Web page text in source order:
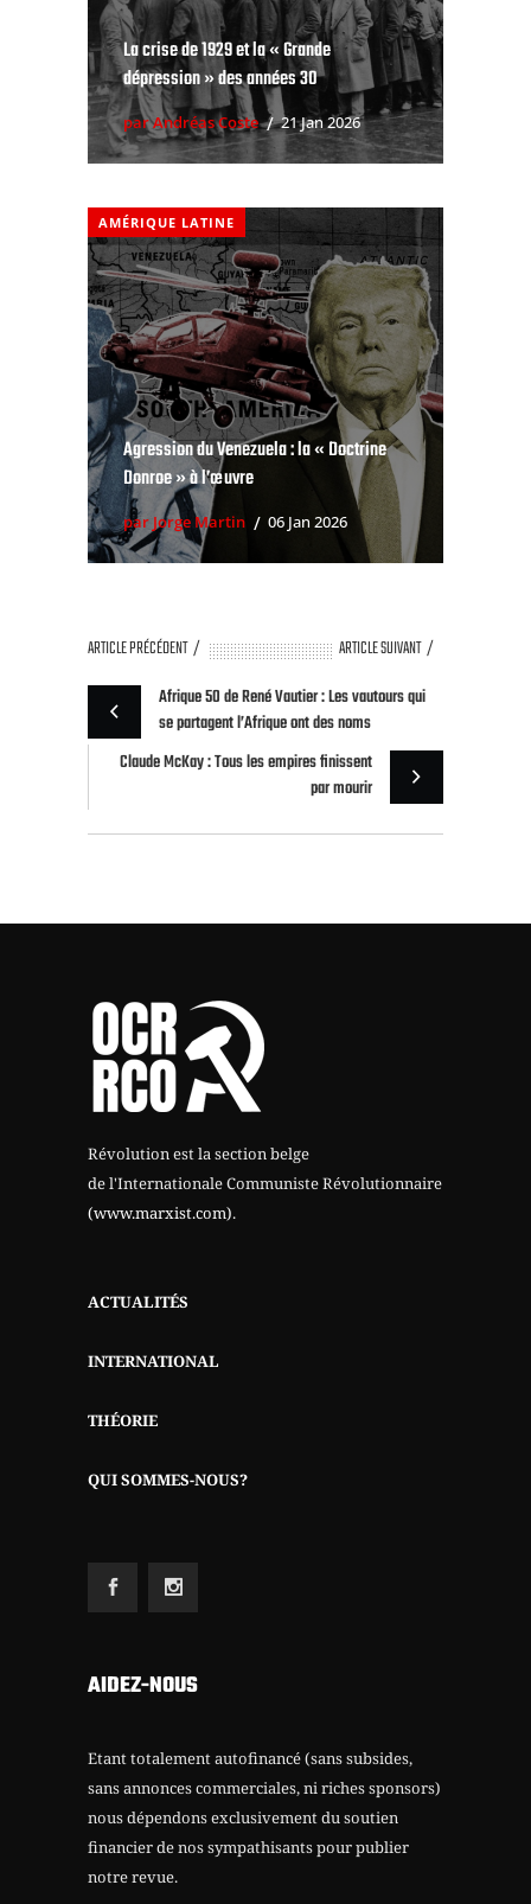
AMÉRIQUE LATINE
Agression du Venezuela : la « Doctrine
Donroe » à l’œuvre
par Jorge Martin 06 Jan 2026
ARTICLE PRÉCÉDENT
ARTICLE SUIVANT
Afrique 50 de René Vautier : Les vautours qui
se partagent l’Afrique ont des noms
de l'Internationale Communiste Révolutionnaire
(www.marxist.com)
ACTUALITÉS
INTERNATIONAL
QUI SOMMES-NOUS?
AIDEZ-NOUS
sans annonces commerciales, ni riches sponsors)
notre revue.
Merci d’avance pour votre solidarité.